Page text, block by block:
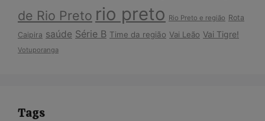
de Rio Preto rio preto Rio Preto e região Rota
Caipira saúde Série B Time da região Vai Leão Vai Tigre!
Votuporanga
Tags